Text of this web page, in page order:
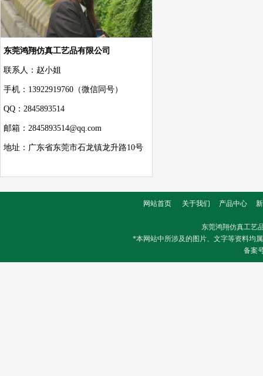
东莞鸿翔仿真工艺品有限公司
联系人：赵小姐
手机：13922919760（微信同号）
QQ：2845893514
邮箱：2845893514@qq.com
地址：广东省东莞市石龙镇龙升路10号
网站首页 关于我们 产品中心
东莞鸿翔仿真工艺
*本网站中所涉及的图片、文字等资料均
备案